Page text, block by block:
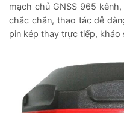
mạch chủ GNSS 965 kênh,
chắc chắn, thao tác dễ
pin kép thay trực tiếp,